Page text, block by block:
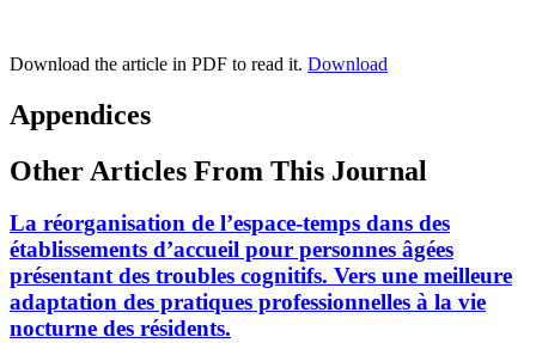
Download the article in PDF to read it. Download
Appendices
Other Articles From This Journal
La réorganisation de l’espace-temps dans des
établissements d’accueil pour personnes âgées
présentant des troubles cognitifs. Vers une meilleure
adaptation des pratiques professionnelles à la vie
nocturne des résidents.